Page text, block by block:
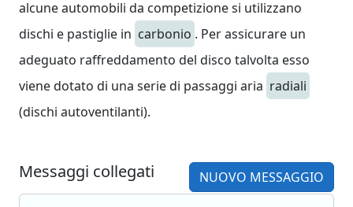
alcune automobili da competizione si utilizzano
dischi e pastiglie in carbonio . Per assicurare un
adeguato raffreddamento del disco talvolta esso
viene dotato di una serie di passaggi aria radiali
(dischi autoventilanti).
Messaggi collegati NUOVO MESSAGGIO